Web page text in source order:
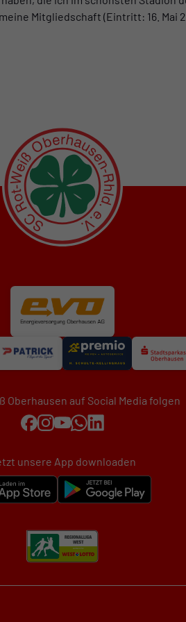
Mitgliedschaft (Eintritt: 16. Mai
Oberhausen auf Social Media folgen
unsere App downloaden